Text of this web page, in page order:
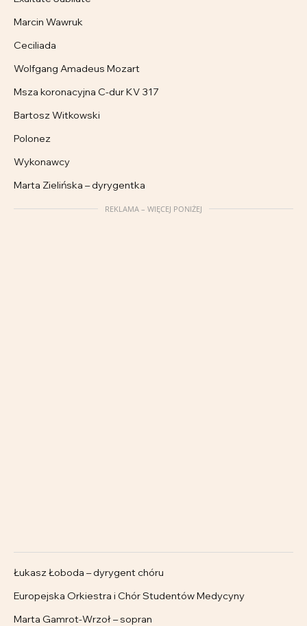
Marcin Wawruk
Ceciliada
Wolfgang Amadeus Mozart
Msza koronacyjna C-dur KV 317
Bartosz Witkowski
Polonez
Wykonawcy
Marta Zielińska – dyrygentka
REKLAMA – WIĘCEJ PONIŻEJ
Łukasz Łoboda – dyrygent chóru
Europejska Orkiestra i Chór Studentów Medycyny
Marta Gamrot-Wrzoł – sopran